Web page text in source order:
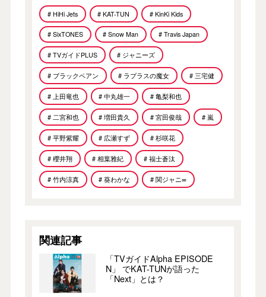
# HiHi Jets # KAT-TUN # KinKi Kids
# SixTONES # Snow Man # Travis Japan
# TVガイドPLUS # ジャニーズ
# ブラックペアン # ラプラスの魔女 # 三宅健
# 上田竜也 # 中丸雄一 # 亀梨和也
# 二宮和也 # 増田貴久 # 宮田俊哉 # 嵐
# 平野紫耀 # 広瀬すず # 杉咲花
# 櫻井翔 # 相葉雅紀 # 福士蒼汰
# 竹内涼真 # 葵わかな # 関ジャニ∞
関連記事
「TVガイドAlpha EPISODE
N」 でKAT-TUNが語った
「Next」とは？